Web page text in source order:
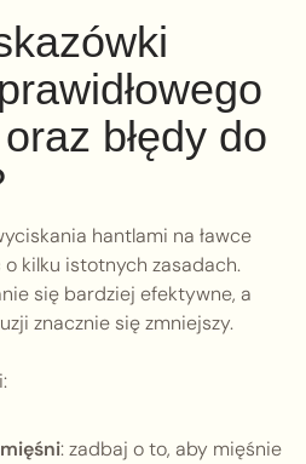
błędy do
hantlami na ławce
kilku istotnych zasadach.
się bardziej efektywne, a
znacznie się zmniejszy.
: zadbaj o to, aby mięśnie